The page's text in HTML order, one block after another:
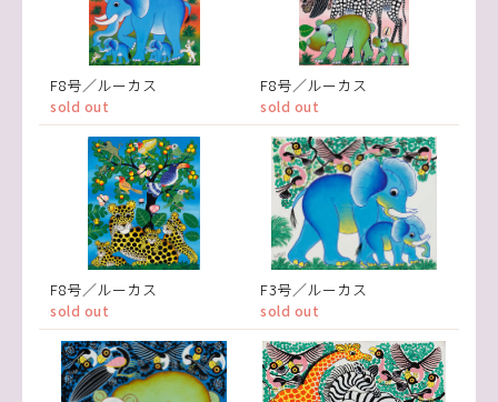
F8号／ルーカス
sold out
F8号／ルーカス
sold out
F8号／ルーカス
sold out
F3号／ルーカス
sold out